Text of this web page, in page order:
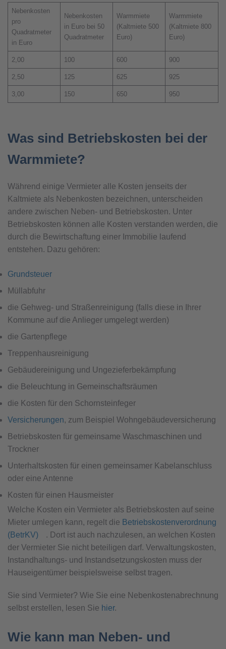
Nebenkosten
pro
Quadratmeter
in Euro
Nebenkosten
in Euro bei 50
Quadratmeter
Warmmiete
(Kaltmiete 500
Euro)
Warmmiete
(Kaltmiete 800
Euro)
2,00 100 600 900
2,50 125 625 925
3,00 150 650 950
Was sind Betriebskosten bei der
Warmmiete?
Während einige Vermieter alle Kosten jenseits der
Kaltmiete als Nebenkosten bezeichnen, unterscheiden
andere zwischen Neben- und Betriebskosten. Unter
Betriebskosten können alle Kosten verstanden werden, die
durch die Bewirtschaftung einer Immobilie laufend
entstehen. Dazu gehören:
Grundsteuer
Müllabfuhr
die Gehweg- und Straßenreinigung (falls diese in Ihrer
Kommune auf die Anlieger umgelegt werden)
die Gartenpflege
Treppenhausreinigung
Gebäudereinigung und Ungezieferbekämpfung
die Beleuchtung in Gemeinschaftsräumen
die Kosten für den Schornsteinfeger
Versicherungen, zum Beispiel Wohngebäudeversicherung
Betriebskosten für gemeinsame Waschmaschinen und
Trockner
Unterhaltskosten für einen gemeinsamer Kabelanschluss
oder eine Antenne
Kosten für einen Hausmeister
Welche Kosten ein Vermieter als Betriebskosten auf seine
Mieter umlegen kann, regelt die Betriebskostenverordnung
(BetrKV)
. Dort ist auch nachzulesen, an welchen Kosten
der Vermieter Sie nicht beteiligen darf. Verwaltungskosten,
Instandhaltungs- und Instandsetzungskosten muss der
Hauseigentümer beispielsweise selbst tragen.
Sie sind Vermieter? Wie Sie eine Nebenkostenabrechnung
selbst erstellen, lesen Sie hier.
Wie kann man Neben- und